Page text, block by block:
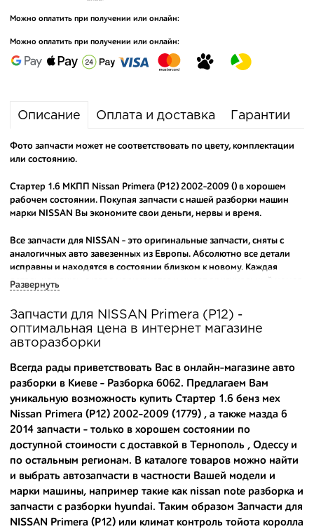
Можно оплатить при получении или онлайн:
Можно оплатить при получении или онлайн:
Описание Оплата и доставка Гарантии
Фото запчасти может не соответствовать по цвету, комплектации
или состоянию.
Стартер 1.6 МКПП Nissan Primera (P12) 2002-2009 () в хорошем
рабочем состоянии. Покупая запчасти с нашей разборки машин
марки NISSAN Вы экономите свои деньги, нервы и время.
Все запчасти для NISSAN - это оригинальные запчасти, сняты с
аналогичных авто завезенных из Европы. Абсолютно все детали
исправны и находятся в состоянии близком к новому. Каждая
деталь на нашем складе маркируется и имеет оригинальный номер
Вашему вниманию предлагаем широкий ассортимент
автозапчастей для NISSAN Primera (P12) 2002-2009и других
популярных марок. Мы продаем оригинальные и
высококачественные запчасти, отказываясь от контрафактных
аналогов.
Многие наши оптовые клиенты рекомендуют именно нашу
разборку как надежного и проверенного продавца. Если вам
требуется приобрести оптовую партию деталей для японских
автомобилей, то консультанты нашего интернет-магазина
подберут вам товар и укомплектуют партию. Также мы поможем с
правильным выбором по каталогу автозапчастей.
Купить комплектующие для авто с разборки – хорошее решение.
Ведь наши запчасти:
Развернуть
Запчасти для NISSAN Primera (P12) -
оптимальная цена в интернет магазине
авторазборки
Всегда рады приветствовать Вас в онлайн-магазине авто
разборки в Киеве - Разборка 6062. Предлагаем Вам
уникальную возможность купить Стартер 1.6 бенз мех
Nissan Primera (P12) 2002-2009 (1779) , а также мазда 6
2014 запчасти - только в хорошем состоянии по
доступной стоимости с доставкой в Тернополь , Одессу и
по остальным регионам. В каталоге товаров можно найти
и выбрать автозапчасти в частности Вашей модели и
марки машины, например такие как nissan note разборка и
запчасти с разборки hyundai. Таким образом Запчасти для
NISSAN Primera (P12) или климат контроль тойота королла